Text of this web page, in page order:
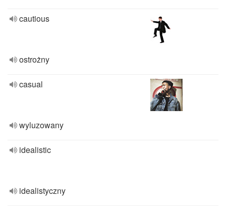
cautious
ostrożny
casual
wyluzowany
idealistic
idealistyczny